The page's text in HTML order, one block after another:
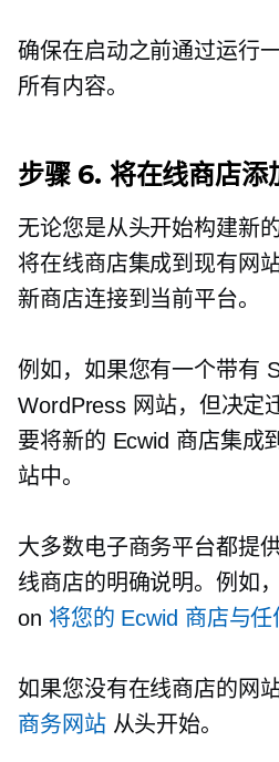
确保在启动之前通过运行
所有内容。
步骤 6. 将在线商店添
无论您是从头开始构建新
将在线商店集成到现有网
新商店连接到当前平台。
例如，如果您有一个带有
WordPress 网站，但决定
要将新的 Ecwid 商店集成
站中。
大多数电子商务平台都提
线商店的明确说明。例如
on 将您的 Ecwid 商店与
如果您没有在线商店的网
商务网站从头开始。